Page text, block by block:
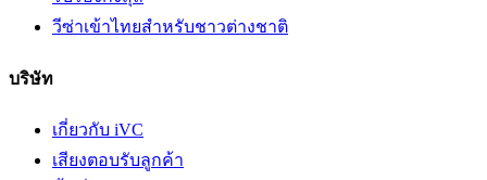
วีซ่าเข้าไทยสำหรับชาวต่างชาติ
บริษัท
เกี่ยวกับ iVC
เสียงตอบรับลูกค้า